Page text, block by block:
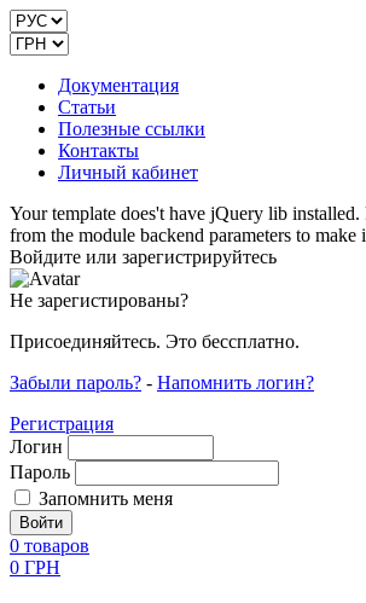
Документация
Статьи
Полезные ссылки
Контакты
Личный кабинет
Your template does't have jQuery lib installed.
from the module backend parameters to make
Войдите или зарегистрируйтесь
Не зарегистированы?
Присоединяйтесь. Это бессплатно.
Забыли пароль? - Напомнить логин?
Регистрация
Логин
Пароль
Запомнить меня
0 товаров
0 ГРН